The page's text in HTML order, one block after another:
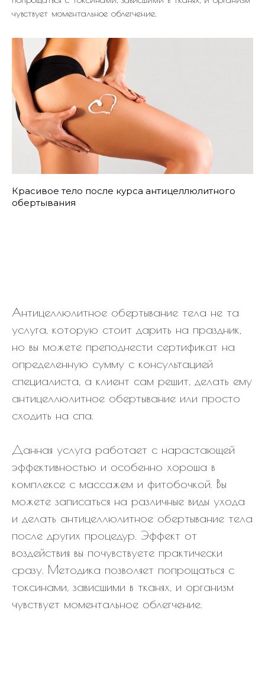
чувствует моментальное облегчение.
Красивое тело после курса антицеллюлитного
обертывания
Антицеллюлитное обертывание тела не та
услуга, которую стоит дарить на праздник,
но вы можете преподнести сертификат на
определенную сумму с консультацией
специалиста, а клиент сам решит, делать ему
антицеллюлитное обертывание или просто
сходить на спа.
Данная услуга работает с нарастающей
эффективностью и особенно хороша в
комплексе с массажем и фитобочкой. Вы
можете записаться на различные виды ухода
и делать антицеллюлитное обертывание тела
после других процедур. Эффект от
воздействия вы почувствуете практически
сразу. Методика позволяет попрощаться с
токсинами, зависшими в тканях, и организм
чувствует моментальное облегчение.